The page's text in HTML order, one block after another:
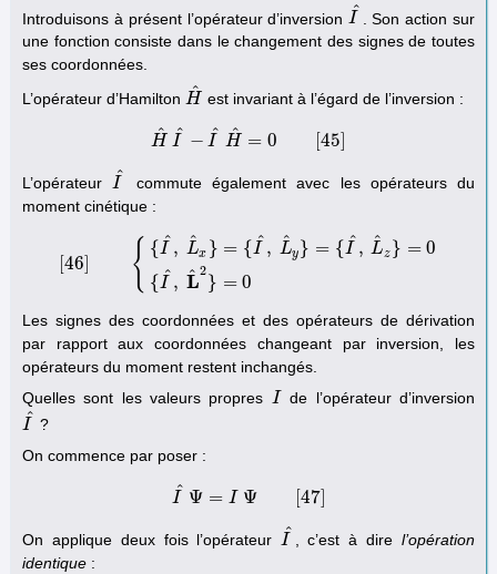
Introduisons à présent l’opérateur d’inversionI^
I^
. Son action sur
une fonction consiste dans le changement des signes de toutes
ses coordonnées.
L’opérateur d’Hamilton H
^
H^ est invariant à l’égard de l’inversion :
H
^ I^ − I^ H
^ = 0 45
H^ I^ −I^ H^ =0
L’opérateurI^
I^
commute également avec les opérateurs du
moment cinétique :
[46] { {I^, L
^x } = {I^, L
^y } = {I^, L
^z } = 0
{I^, L
^ 2
} = 0
I^ L ^, = ^z ^ =0
Les signes des coordonnées et des opérateurs de dérivation
par rapport aux coordonnées changeant par inversion, les
opérateurs du moment restent inchangés.
Quelles sont les valeurs propres I
I
de l’opérateur d’inversion
I^
I^ ?
On commence par poser :
I^ Ψ = I Ψ 47]
^ Ψ= I Ψ
On applique deux fois l’opérateur I^
I^ , c’est à direl’opération
identique :